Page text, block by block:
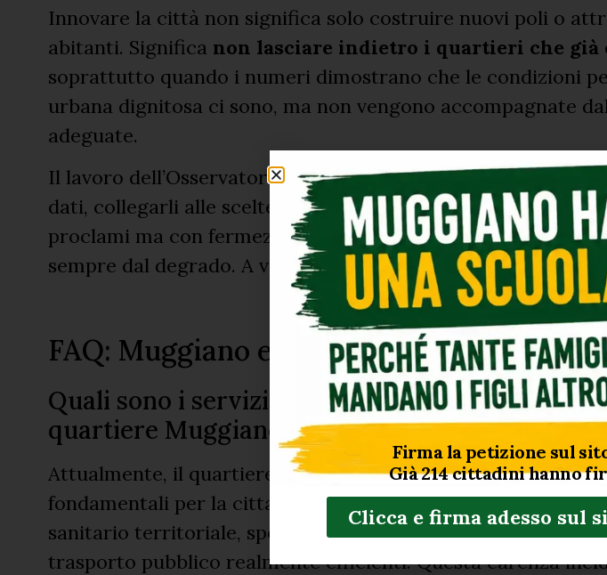
Innovare la città non significa solo costruire nuovi poli o
abitanti. Significa non lasciare indietro i quartieri che già
soprattutto quando i numeri dimostrano che le condizioni
urbana dignitosa ci sono, ma non vengono accompagnate
adeguate.
Il lavoro dell’Osservatorio continuerà su questa linea:
dati, collegarli alle scelte pubbliche, aprire spazi di confronto
proclami ma con fermezza. Perché la disuguaglianza urbana
sempre dal degrado. A volte nasce, più semplicemente, dal
FAQ: Muggiano e la Programmazione dei
Quali sono i servizi essenziali che mancano
quartiere Muggiano?
Attualmente, il quartiere Muggiano soffre della mancanza di
fondamentali per la cittadinanza, tra cui una farmacia, un
sanitario territoriale, sportelli comunali decentrati e
trasporto pubblico realmente efficienti. Questa carenza
Clicca e firma adesso sul
Firma la petizione sul
Già214cittadini hanno